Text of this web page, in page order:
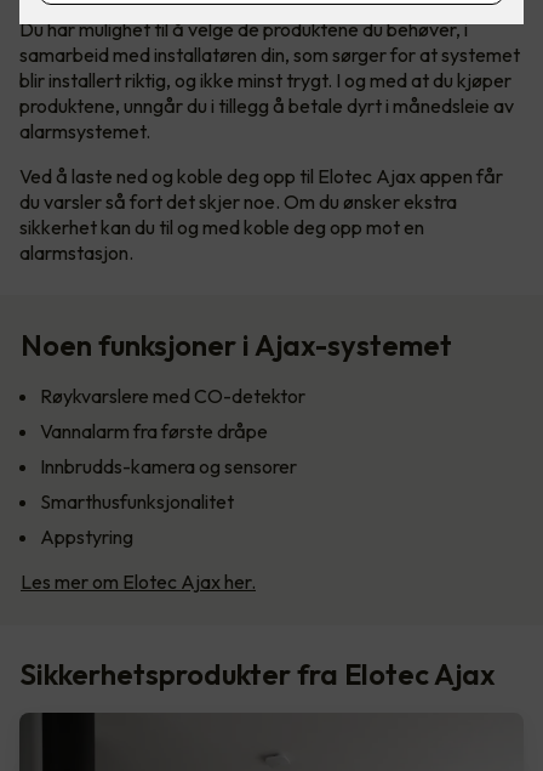
Du har mulighet til å velge de produktene du behøver, i
samarbeid med installatøren din, som sørger for at systemet
blir installert riktig, og ikke minst trygt. I og med at du kjøper
produktene, unngår du i tillegg å betale dyrt i månedsleie av
alarmsystemet.
Ved å laste ned og koble deg opp til Elotec Ajax appen får
du varsler så fort det skjer noe. Om du ønsker ekstra
sikkerhet kan du til og med koble deg opp mot en
alarmstasjon.
Noen funksjoner i Ajax-systemet
Røykvarslere med CO-detektor
Vannalarm fra første dråpe
Innbrudds-kamera og sensorer
Smarthusfunksjonalitet
Appstyring
Les mer om Elotec Ajax her.
Sikkerhetsprodukter fra Elotec Ajax